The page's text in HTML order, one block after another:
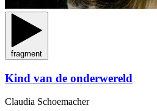
fragment
Kind van de onderwereld
Claudia Schoemacher